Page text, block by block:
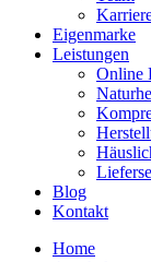
Eigenmarke
Leistungen
Online
Blog
Kontakt
Home